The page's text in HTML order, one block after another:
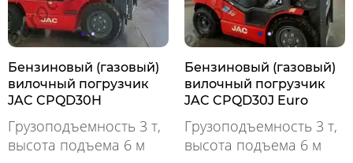
Бензиновый (газовый)
вилочный погрузчик
JAC CPQD30H
Грузоподъемность 3 т,
высота подъема 6 м
Бензиновый (газовый)
вилочный погрузчик
JAC CPQD30J Euro
Грузоподъемность 3 т,
высота подъема 6 м